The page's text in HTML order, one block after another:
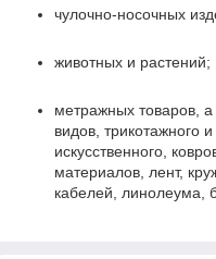
чулочно-носочных
животных и растений;
метражных товаров,
видов, трикотажного
искусственного,
материалов, лент,
кабелей, линолеума,